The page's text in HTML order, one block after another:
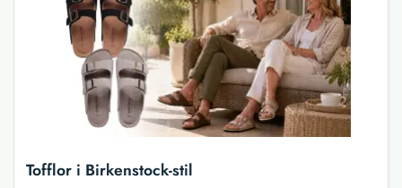
Tofflor i Birkenstock-stil